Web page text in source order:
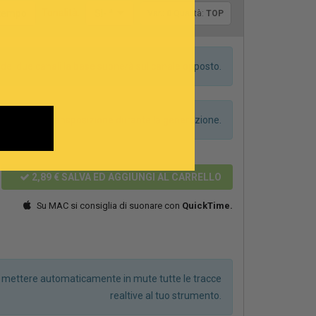
Qualità: TOP
due canali la base suonerà sul canale opposto.
alcuna transposizione durante la generazione.
2,89 € SALVA ED AGGIUNGI AL CARRELLO
Su MAC si consiglia di suonare con QuickTime.
automaticamente in mute tutte le tracce
realtive al tuo strumento.